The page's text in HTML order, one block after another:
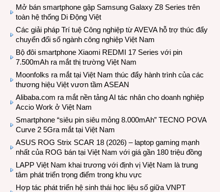
Mở bán smartphone gập Samsung Galaxy Z8 Series trên
toàn hệ thống Di Động Việt
Các giải pháp Trí tuệ Công nghiệp từ AVEVA hỗ trợ thúc đẩy
chuyển đổi số ngành công nghiệp Việt Nam
Bộ đôi smartphone Xiaomi REDMI 17 Series với pin
7.500mAh ra mắt thị trường Việt Nam
Moonfolks ra mắt tại Việt Nam thúc đẩy hành trình của các
thương hiệu Việt vươn tầm ASEAN
Alibaba.com ra mắt nền tảng AI tác nhân cho doanh nghiệp
Accio Work ở Việt Nam
Smartphone “siêu pin siêu mỏng 8.000mAh” TECNO POVA
Curve 2 5Gra mắt tại Việt Nam
ASUS ROG Strix SCAR 18 (2026) – laptop gaming mạnh
nhất của ROG bán tại Việt Nam với giá gần 180 triệu đồng
LAPP Việt Nam khai trương với định vị Việt Nam là trung
tâm phát triển trọng điểm trong khu vực
Hợp tác phát triển hệ sinh thái học liệu số giữa VNPT